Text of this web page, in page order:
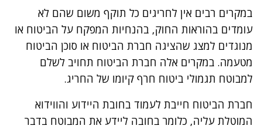
במקרים רבים אין לחריגים כל תוקף משום שהם לא
עומדים בהוראות החוק, בהנחיות המפקח על הביטוח או
מנוגדים למצג שהציגה חברת הביטוח או סוכן הביטוח
מטעמה. במקרים אלה חברת הביטוח תחויב לשלם
למבוטח תגמולי ביטוח חרף קיומו של החריג.
חברת הביטוח חייבת לעמוד בחובת היידוע והווידוא
המוטלת עליה, כלומר בחובה ליידע את המבוטח בדבר